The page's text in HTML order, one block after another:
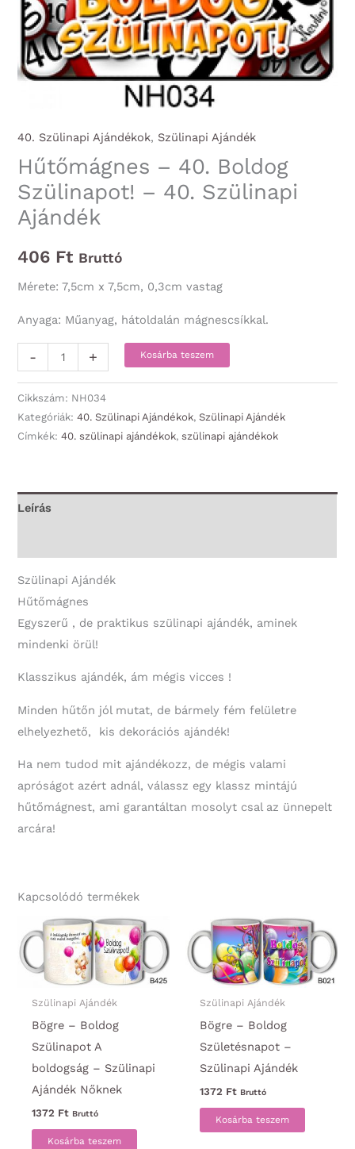
40. Szülinapi Ajándékok, Szülinapi Ajándék
Hűtőmágnes – 40. Boldog
Szülinapot! – 40. Szülinapi
Ajándék
406 Ft Bruttó
Mérete: 7,5cm x 7,5cm, 0,3cm vastag
Anyaga: Műanyag, hátoldalán mágnescsíkkal.
-
Hűtőmágnes
-
40.
Boldog
Szülinapot!
Szülinapi
+ Kosárba teszem
Cikkszám: NH034
Kategóriák:40. Szülinapi Ajándékok,Szülinapi Ajándék
Címkék:40. szülinapi ajándékok,szülinapi ajándékok
Leírás
Szülinapi Ajándék
Hűtőmágnes
Egyszerű , de praktikus szülinapi ajándék, aminek
mindenki örül!
Klasszikus ajándék, ám mégis vicces !
Minden hűtőn jól mutat, de bármely fém felületre
elhelyezhető, kis dekorációs ajándék!
Ha nem tudod mit ajándékozz, de mégis valami
apróságot azért adnál, válassz egy klassz mintájú
hűtőmágnest, ami garantáltan mosolyt csal az ünnepelt
arcára!
Kapcsolódó termékek
Szülinapi Ajándék
Bögre – Boldog
Szülinapot A
boldogság – Szülinapi
Ajándék Nőknek
1372 Ft Bruttó
Kosárba teszem
Szülinapi Ajándék
Bögre – Boldog
Születésnapot –
Szülinapi Ajándék
1372 Ft Bruttó
Kosárba teszem